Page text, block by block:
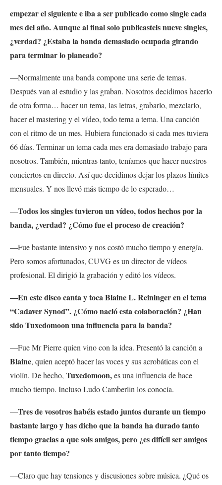
empezar el siguiente e iba a ser publicado como single cada
mes del año. Aunque al final solo publicasteis nueve singles,
¿verdad? ¿Estaba la banda demasiado ocupada girando
para terminar lo planeado?
—Normalmente una banda compone una serie de temas.
Después van al estudio y las graban. Nosotros decidimos hacerlo
de otra forma… hacer un tema, las letras, grabarlo, mezclarlo,
hacer el mastering y el vídeo, todo tema a tema. Una canción
con el ritmo de un mes. Hubiera funcionado si cada mes tuviera
66 días. Terminar un tema cada mes era demasiado trabajo para
nosotros. También, mientras tanto, teníamos que hacer nuestros
conciertos en directo. Así que decidimos dejar los plazos límites
mensuales. Y nos llevó más tiempo de lo esperado…
—Todos los singles tuvieron un vídeo, todos hechos por la
banda, ¿verdad? ¿Cómo fue el proceso de creación?
—Fue bastante intensivo y nos costó mucho tiempo y energía.
Pero somos afortunados, CUVG es un director de vídeos
profesional. El dirigió la grabación y editó los vídeos.
—En este disco canta y toca Blaine L. Reininger en el tema
“Cadaver Synod”. ¿Cómo nació esta colaboración? ¿Han
sido Tuxedomoon una influencia para la banda?
—Fue Mr Pierre quien vino con la idea. Presentó la canción a
Blaine, quien aceptó hacer las voces y sus acrobáticas con el
violín. De hecho, Tuxedomoon,es una influencia de hace
mucho tiempo. Incluso Ludo Camberlin los conocía.
—Tres de vosotros habéis estado juntos durante un tiempo
bastante largo y has dicho que la banda ha durado tanto
tiempo gracias a que sois amigos, pero ¿es difícil ser amigos
por tanto tiempo?
—Claro que hay tensiones y discusiones sobre música. ¿Qué os